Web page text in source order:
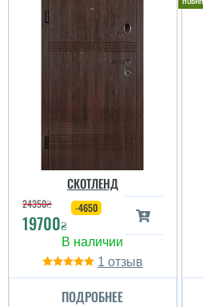
СКОТЛЕНД
24350₴
19700₴
-4650
1
ПОДРОБНЕЕ